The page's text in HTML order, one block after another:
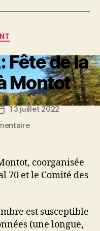
de la
Montot
Date13 juillet 2022
sur
Fête
de
à
Montot
coorganisée
70 et le Comité des
est susceptible
(une longue,